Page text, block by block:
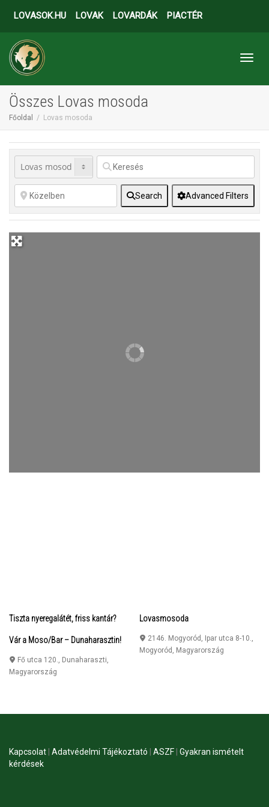
LOVASOK.HU LOVAK LOVARDÁK PIACTÉR
Összes Lovas mosoda
Főoldal Lovas mosoda
Search Advanced Filters
Tiszta nyeregalátét, friss kantár?
Vár a Moso/Bar – Dunaharasztin!
Fő utca 120., Dunaharaszti,
Magyarország
Lovasmosoda
2146. Mogyoród, Ipar utca 8-10.,
Mogyoród , Magyarország
Kapcsolat Adatvédelmi Tájékoztató ASZF Gyakran ismételt
kérdések